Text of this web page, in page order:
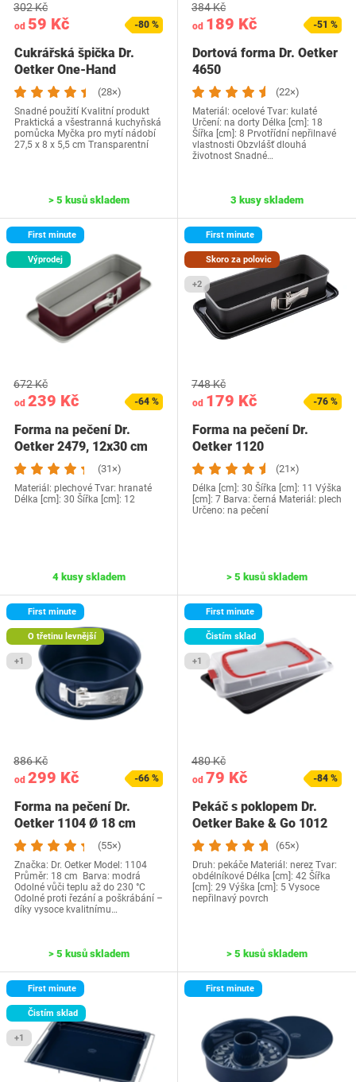
od 59 Kč
302 Kč
-80 %
Cukrářská špička Dr.
Oetker One-Hand
(28×)
Snadné použití Kvalitní produkt
Praktická a všestranná kuchyňská
pomůcka Myčka pro mytí nádobí
‎27,5 x 8 x 5,5 cm Transparentní
> 5 kusů skladem
od 189 Kč
384 Kč
-51 %
Dortová forma Dr. Oetker
4650
(22×)
Materiál: ocelové Tvar: kulaté
Určení: na dorty Délka [cm]: 18
Šířka [cm]: 8 Prvotřídní nepřilnavé
vlastnosti Obzvlášť dlouhá
životnost Snadné…
3 kusy skladem
First minute
Výprodej
od 239 Kč
672 Kč
-64 %
Forma na pečení Dr.
Oetker 2479, 12x30 cm
(31×)
Materiál: plechové Tvar: hranaté
Délka [cm]: 30 Šířka [cm]: 12
4 kusy skladem
First minute
Skoro za polovic
+2
od 179 Kč
748 Kč
-76 %
Forma na pečení Dr.
Oetker 1120
(21×)
Délka [cm]: 30 Šířka [cm]: 11 Výška
[cm]: 7 Barva: černá Materiál: plech
Určeno: na pečení
> 5 kusů skladem
First minute
O třetinu levnější
+1
od 299 Kč
886 Kč
-66 %
Forma na pečení Dr.
Oetker 1104 Ø 18 cm
(55×)
Značka: Dr. Oetker Model: 1104
Průměr: 18 cm Barva: modrá
Odolné vůči teplu až do 230 °C
Odolné proti řezání a poškrábání –
díky vysoce kvalitnímu…
> 5 kusů skladem
First minute
Čistím sklad
+1
od 79 Kč
480 Kč
-84 %
Pekáč s poklopem Dr.
Oetker Bake & Go 1012
(65×)
Druh: pekáče Materiál: nerez Tvar:
obdélníkové Délka [cm]: 42 Šířka
[cm]: 29 Výška [cm]: 5 Vysoce
nepřilnavý povrch
> 5 kusů skladem
First minute
Čistím sklad
+1
First minute